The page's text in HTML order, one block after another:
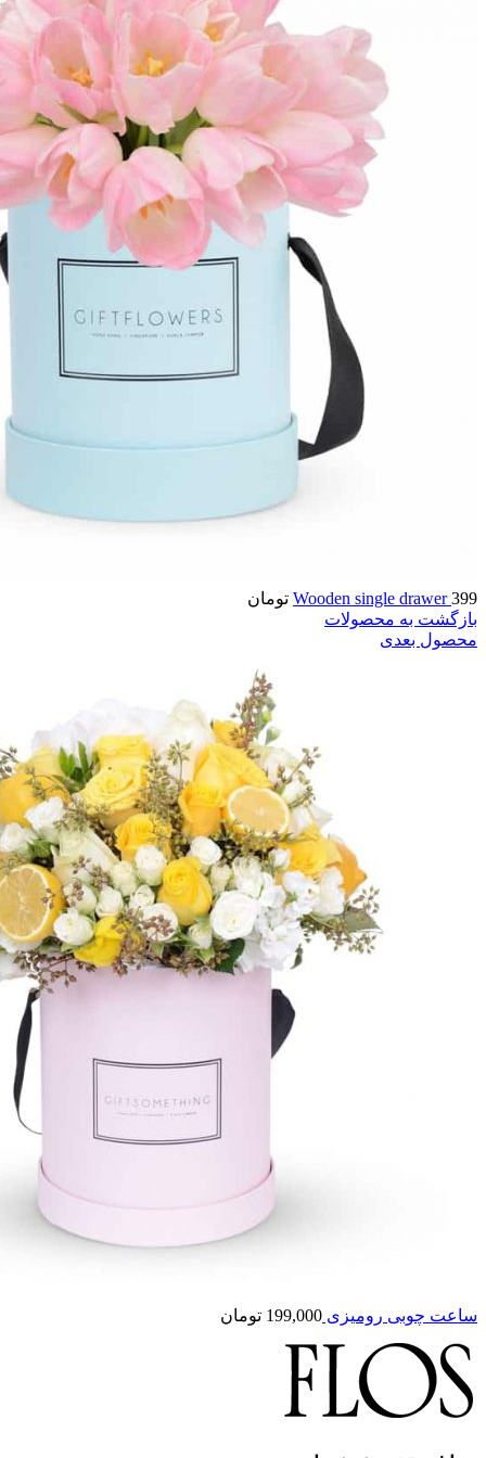
Wooden single drawer399
تومان
بازگشت به محصولات
محصول بعدی
ساعت چوبی رومیزی 199,000 تومان